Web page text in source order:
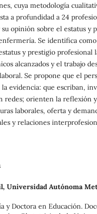
cuya metodología
a profundidad a 24
opinión sobre el estatus y
Se identifica
y prestigio profesional
alcanzados y el trabajo
Se propone que el
evidencia: que escriban,
redes; orienten la reflexión
laborales, oferta y
y relaciones
Universidad Autónoma
y Doctora en Educación.